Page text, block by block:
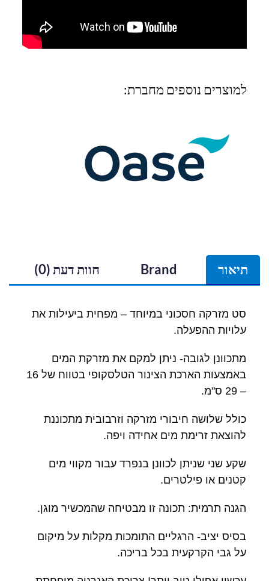
למוצרים נוספים מחברת:
תיאור Brand חוות דעת (0)
סט מזרקה חסכוני במיוחד – מפחית ביעילות את
עלויות ההפעלה.
מתכוונן לגובה- ניתן למקם את מזרקת המים
באמצעות הארכת הצינור הטלסקופי בטווח של 16
– 29 ס"מ.
כולל שלושה חיבורי מזרקה וזרבובית מתכוננת
להוצאת זרימת מים אחידה ויפה.
שקע שני שניתן לכוונן בנפרד עבור מקווי מים
קטנים או פילטרים.
הגנה תרמית: תכונה זו מבטיחה שהמכשיר מוגן.
בסיס יציב- הרגליים התומכות מקלות על מיקום
על גבי הקרקעית בכל בריכה.